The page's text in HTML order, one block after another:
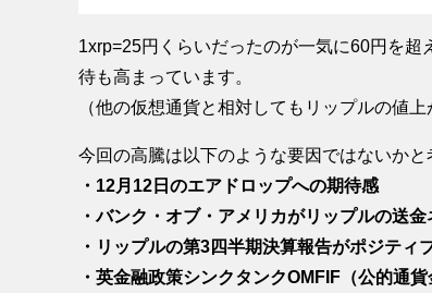
1xrp=25円くらいだったのが一気に60円を
待も高まっています。
（他の仮想通貨と相対してもリップルの値上
今回の高騰は以下のような要因ではないかと
・12月12日のエアドロップへの期待感
・バンク・オブ・アメリカがリップルの送
・リップルの第3四半期決算報告がポジティ
・英金融政策シンクタンクOMFIF（公的通